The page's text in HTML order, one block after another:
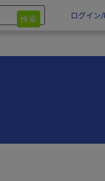
検索 ログイ